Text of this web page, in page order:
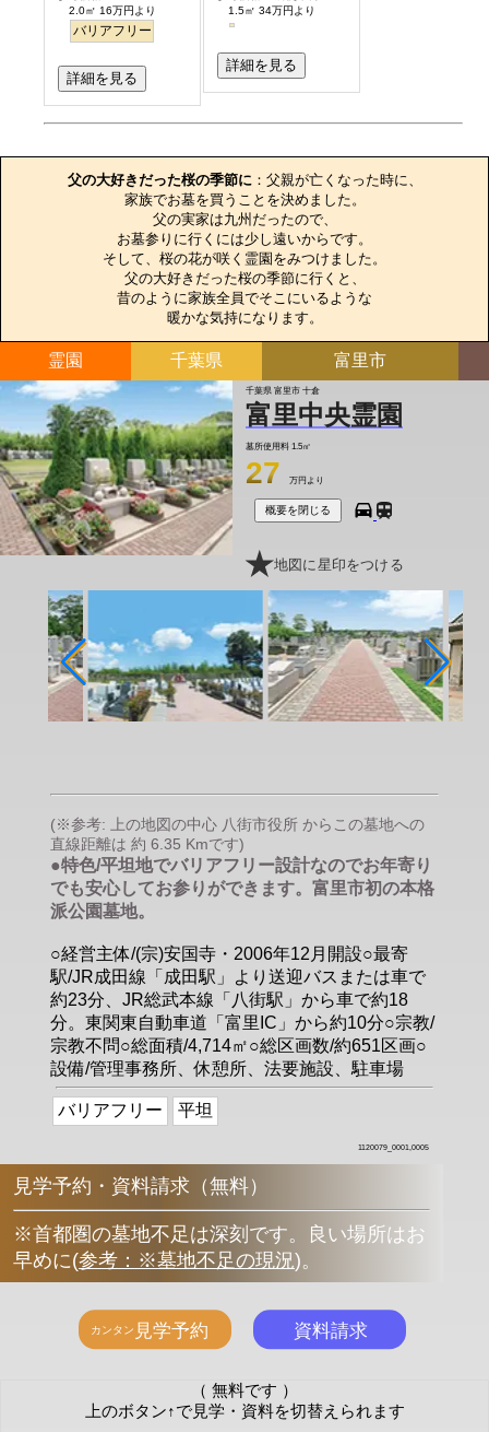
2.0㎡ 16万円より
バリアフリー
詳細を見る
1.5㎡ 34万円より
詳細を見る
父の大好きだった桜の季節に ：父親が亡くなった時に、
家族でお墓を買うことを決めました。
父の実家は九州だったので、
お墓参りに行くには少し遠いからです。
そして、桜の花が咲く霊園をみつけました。
父の大好きだった桜の季節に行くと、
昔のように家族全員でそこにいるような
暖かな気持になります。
霊園 千葉県 富里市
千葉県 富里市 十倉
富里中央霊園
墓所使用料 1.5㎡
27 万円より
概要を閉じる
地図に星印をつける
(※参考: 上の地図の中心 八街市役所 からこの墓地への
直線距離は 約 6.35 Kmです)
●特色/平坦地でバリアフリー設計なのでお年寄り
でも安心してお参りができます。富里市初の本格
派公園墓地。
○経営主体/(宗)安国寺・2006年12月開設○最寄
駅/JR成田線「成田駅」より送迎バスまたは車で
約23分、JR総武本線「八街駅」から車で約18
分。東関東自動車道「富里IC」から約10分○宗教/
宗教不問○総面積/4,714㎡○総区画数/約651区画○
設備/管理事務所、休憩所、法要施設、駐車場
バリアフリー 平坦
1120079_0001,0005
見学予約・資料請求（無料）
※首都圏の墓地不足は深刻です。良い場所はお
早めに(参考：※墓地不足の現況)。
（ 無料です ）
上のボタン↑で見学・資料を切替えられます